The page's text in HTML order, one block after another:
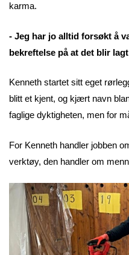
karma.
- Jeg har jo alltid forsøkt å
bekreftelse på at det blir
Kenneth startet sitt eget
blitt et kjent, og kjært navn
faglige dyktigheten, men for
For Kenneth handler jobben
verktøy, den handler om